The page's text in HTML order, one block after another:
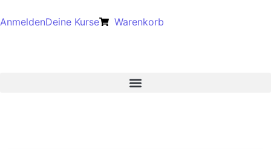
AnmeldenDeine Kurse Warenkorb